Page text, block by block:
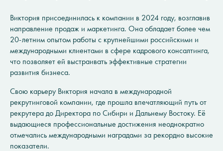
Виктория присоединилась к компании в 2024 году, возглавив
направление продаж и маркетинга. Она обладает более чем
20-летним опытом работы с крупнейшими российскими и
международными клиентами в сфере кадрового консалтинга,
что позволяет ей выстраивать эффективные стратегии
развития бизнеса.
Свою карьеру Виктория начала в международной
рекрутинговой компании, где прошла впечатляющий путь от
рекрутера до Директора по Сибири и Дальнему Востоку. Её
выдающиеся профессиональные достижения неоднократно
отмечались международными наградами за рекордно высокие
показатели.